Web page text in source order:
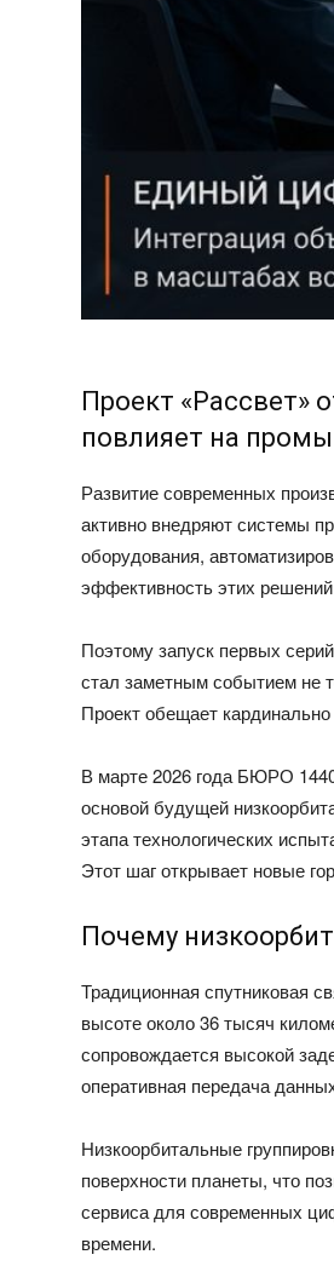
Проект «Рассвет»
повлияет на
Развитие современных
активно внедряют системы
оборудования,
эффективность этих
Поэтому запуск первых
стал заметным событием не
Проект обещает
В марте 2026 года БЮРО
основой будущей
этапа технологических
Этот шаг открывает новые
Почему
Традиционная спутниковая
высоте около 36 тысяч
сопровождается высокой
оперативная передача
Низкоорбитальные
поверхности планеты, что
сервиса для современных
времени.